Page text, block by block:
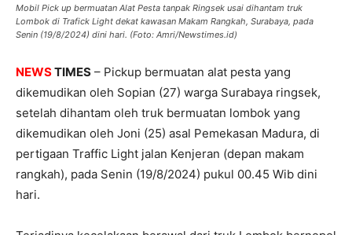
Mobil Pick up bermuatan Alat Pesta tanpak Ringsek usai dihantam truk
Lombok di Trafick Light dekat kawasan Makam Rangkah, Surabaya, pada
Senin (19/8/2024) dini hari. (Foto: Amri/Newstimes.id)
NEWSTIMES – Pickup bermuatan alat pesta yang
dikemudikan oleh Sopian (27) warga Surabaya ringsek,
setelah dihantam oleh truk bermuatan lombok yang
dikemudikan oleh Joni (25) asal Pemekasan Madura, di
pertigaan Traffic Light jalan Kenjeran (depan makam
rangkah), pada Senin (19/8/2024) pukul 00.45 Wib dini
hari.